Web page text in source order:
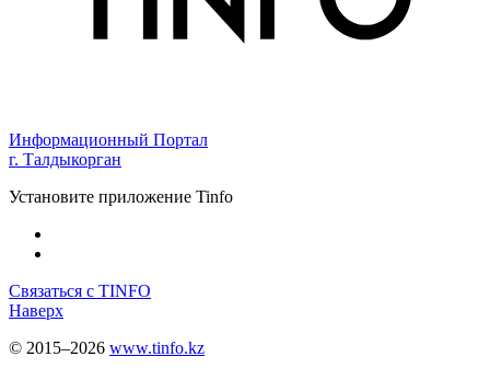
Информационный Портал
г. Талдыкорган
Установите приложение Tinfo
Связаться с TINFO
Наверх
© 2015–2026 www.tinfo.kz